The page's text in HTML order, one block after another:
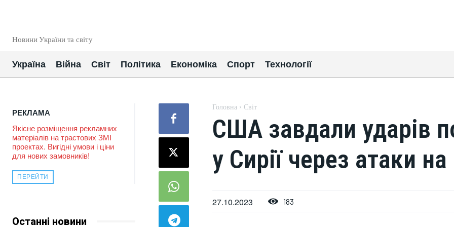
Новини України та світу
Україна Війна Світ Політика Економіка Спорт Технології
РЕКЛАМА
Якісне розміщення рекламних
матеріалів на трастових ЗМІ
проектах. Вигідні умови і ціни
для нових замовників!
ПЕРЕЙТИ
Останні новини
Головна Світ
США завдали ударів
у Сирії через атаки
27.10.2023 183